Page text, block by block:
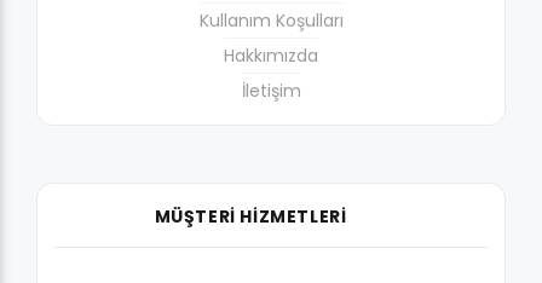
Kullanım Koşulları
Hakkımızda
İletişim
MÜŞTERİ HİZMETLERİ